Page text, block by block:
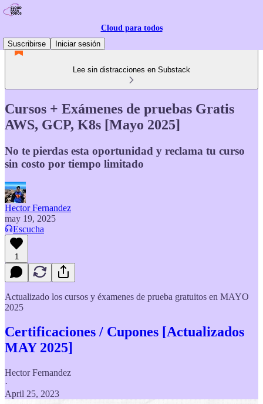
Cloud para todos
Suscribirse
Iniciar sesión
Lee sin distracciones en Substack
Cursos + Exámenes de pruebas Gratis
AWS, GCP, K8s [Mayo 2025]
No te pierdas esta oportunidad y reclama tu curso
sin costo por tiempo limitado
Hector Fernandez
may 19, 2025
Escucha
1
Actualizado los cursos y éxamenes de prueba gratuitos en MAYO
2025
Certificaciones / Cupones [Actualizados
MAY 2025]
Hector Fernandez
·
April 25, 2023